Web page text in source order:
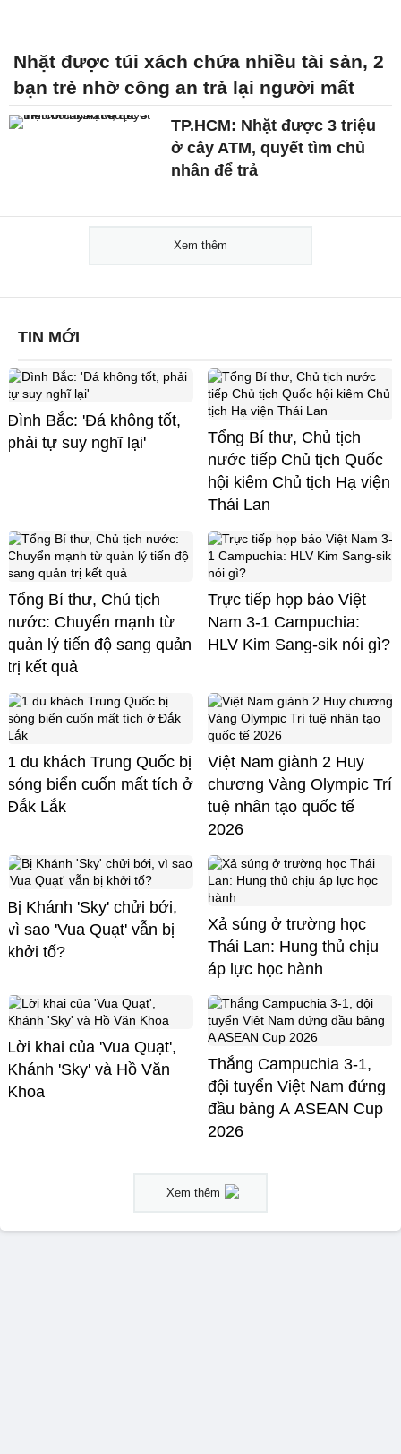
Nhặt được túi xách chứa nhiều tài sản, 2
bạn trẻ nhờ công an trả lại người mất
TP.HCM: Nhặt được 3 triệu
ở cây ATM, quyết tìm chủ
nhân để trả
Xem thêm
TIN MỚI
Đình Bắc: 'Đá không tốt,
phải tự suy nghĩ lại'
Tổng Bí thư, Chủ tịch
nước tiếp Chủ tịch Quốc
hội kiêm Chủ tịch Hạ viện
Thái Lan
Tổng Bí thư, Chủ tịch
nước: Chuyển mạnh từ
quản lý tiến độ sang quản
trị kết quả
Trực tiếp họp báo Việt
Nam 3-1 Campuchia:
HLV Kim Sang-sik nói gì?
1 du khách Trung Quốc bị
sóng biển cuốn mất tích ở
Đắk Lắk
Việt Nam giành 2 Huy
chương Vàng Olympic Trí
tuệ nhân tạo quốc tế
2026
Bị Khánh 'Sky' chửi bới,
vì sao 'Vua Quạt' vẫn bị
khởi tố?
Xả súng ở trường học
Thái Lan: Hung thủ chịu
áp lực học hành
Lời khai của 'Vua Quạt',
Khánh 'Sky' và Hồ Văn
Khoa
Thắng Campuchia 3-1,
đội tuyển Việt Nam đứng
đầu bảng A ASEAN Cup
2026
Xem thêm